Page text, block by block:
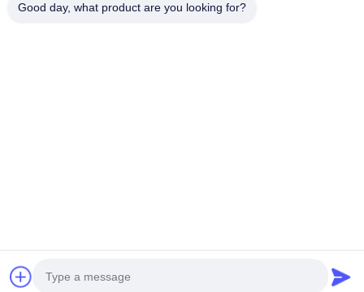
Digital Technology Co., Ltd. . 複製権所有。
Good day, what product are you looking for?